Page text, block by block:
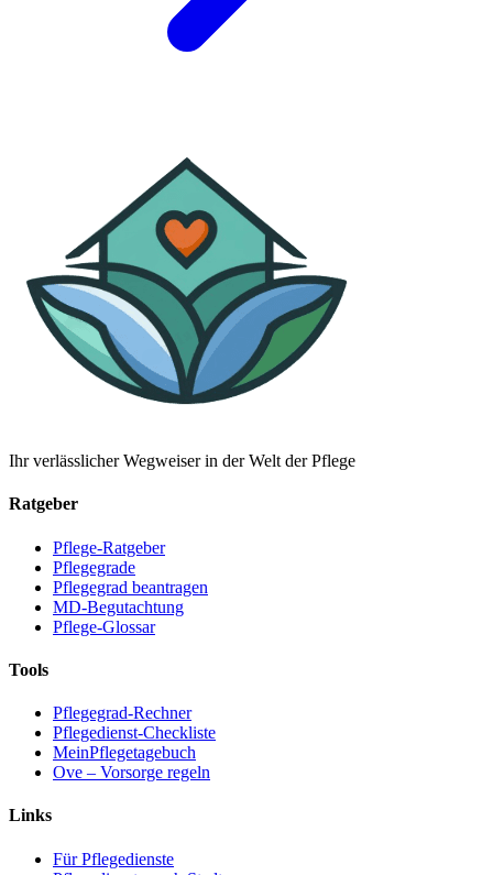
Ihr verlässlicher Wegweiser in der Welt der Pflege
Ratgeber
Pflege-Ratgeber
Pflegegrade
Pflegegrad beantragen
MD-Begutachtung
Pflege-Glossar
Tools
Pflegegrad-Rechner
Pflegedienst-Checkliste
MeinPflegetagebuch
Ove – Vorsorge regeln
Links
Für Pflegedienste